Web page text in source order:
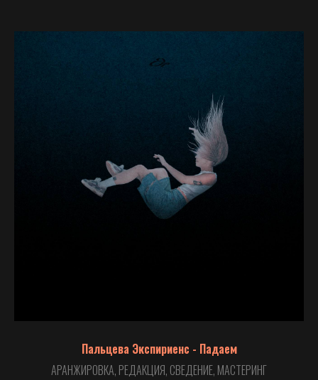
Пальцева Экспириенс - Падаем
АРАНЖИРОВКА, РЕДАКЦИЯ, СВЕДЕНИЕ, МАСТЕРИНГ